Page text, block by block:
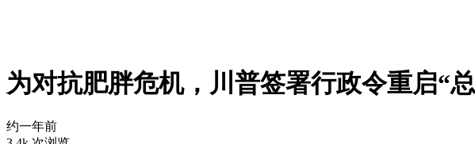
为对抗肥胖危机，川普签署行政令重启“
约一年前